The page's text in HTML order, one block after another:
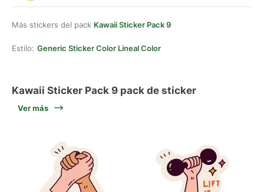
Más stickers del pack Kawaii Sticker Pack 9
Estilo: Generic Sticker Color Lineal Color
Kawaii Sticker Pack 9 pack de sticker
Ver más